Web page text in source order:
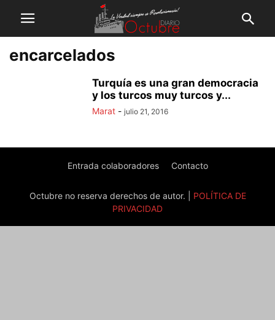
encarcelados
Turquía es una gran democracia
y los turcos muy turcos y...
Marat - julio 21, 2016
Entrada colaboradores Contacto
Octubre no reserva derechos de autor. | POLÍTICA DE
PRIVACIDAD